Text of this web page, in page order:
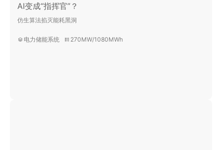
AI变成“指挥官”？
仿生算法掐灭能耗黑洞
电力储能系统 270MW/1080MWh